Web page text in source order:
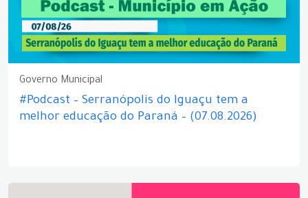
Governo Municipal
#Podcast – Serranópolis do Iguaçu tem a
melhor educação do Paraná – (07.08.2026)